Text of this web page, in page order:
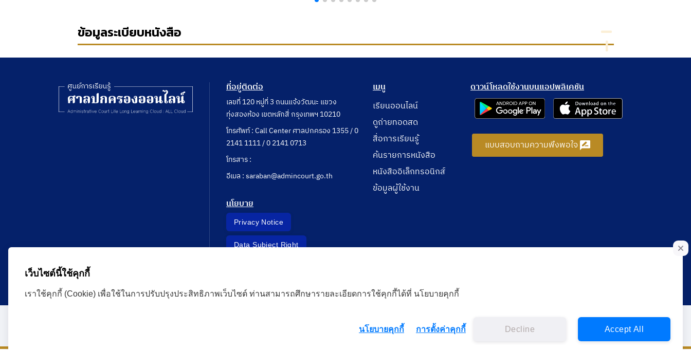
ข้อมูลระเบียบหนังสือ
ที่อยู่ติดต่อ
เลขที่ 120 หมู่ที่ 3 ถนนแจ้งวัฒนะ แขวง
ทุ่งสองห้อง เขตหลักสี่ กรุงเทพฯ 10210
โทรศัพท์ : Call Center ศาลปกครอง 1355 / 0
2141 1111 / 0 2141 0713
โทรสาร :
อีเมล : saraban@admincourt.go.th
นโยบาย
Privacy Notice
Data Subject Right
เมนู
เรียนออนไลน์
ดูถ่ายทอดสด
สื่อการเรียนรู้
ค้นรายการหนังสือ
หนังสืออิเล็กทรอนิกส์
ข้อมูลผู้ใช้งาน
ดาวน์โหลดใช้งานบนแอปพลิเคชัน
แบบสอบถามความพึงพอใจ
เว็บไซต์นี้ใช้คุกกี้
เราใช้คุกกี้ (Cookie) เพื่อใช้ในการปรับปรุงประสิทธิภาพเว็บไซต์ ท่านสามารถศึกษารายละเอียดการใช้คุกกี้ได้ที่ นโยบายคุกกี้
นโยบายคุกกี้ การตั้งค่าคุกกี้ Decline Accept All